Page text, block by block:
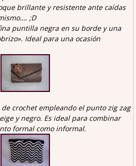
brillante y resistente ante caídas
;D
puntilla negra en su borde y una
Ideal para una ocasión
crochet empleando el punto zig zag
y negro. Es ideal para combinar
formal como informal.